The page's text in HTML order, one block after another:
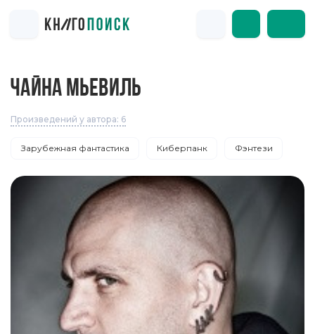
ЧАЙНА МЬЕВИЛЬ
Произведений у автора: 6
Зарубежная фантастика Киберпанк Фэнтези